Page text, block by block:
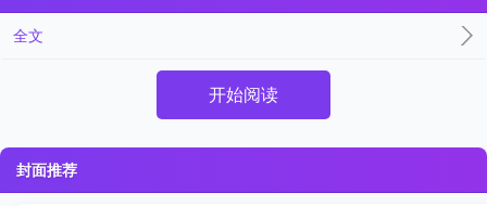
全文
开始阅读
封面推荐